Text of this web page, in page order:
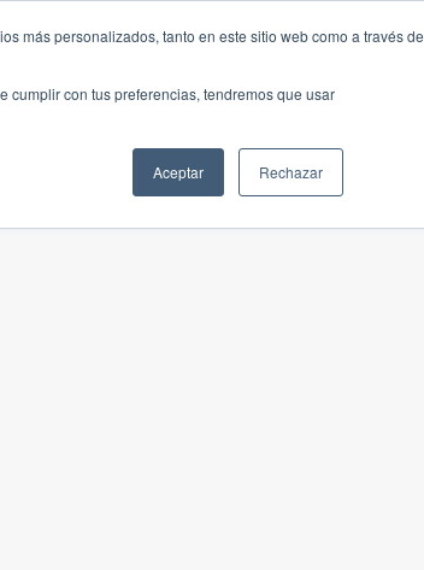
más personalizados, tanto en este sitio web como a través de
cumplir con tus preferencias, tendremos que usar
Aceptar Rechazar